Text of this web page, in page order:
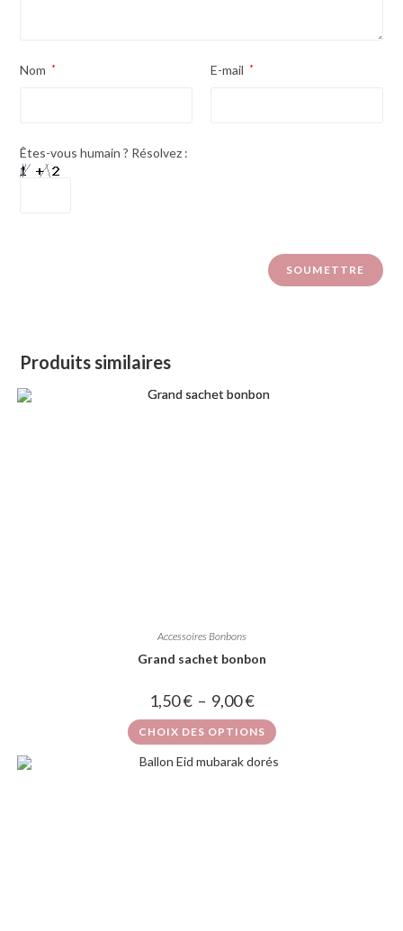
Nom * E-mail *
Êtes-vous humain ? Résolvez :
Produits similaires
Accessoires Bonbons
Grand sachet bonbon
1,50€ – 9,00€
CHOIX DES OPTIONS